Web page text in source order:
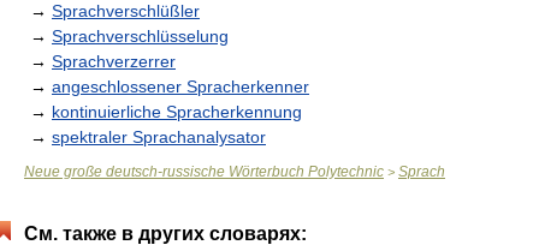
→ Sprachverschlüßler
→ Sprachverschlüsselung
→ Sprachverzerrer
→ angeschlossener Spracherkenner
→ kontinuierliche Spracherkennung
→ spektraler Sprachanalysator
Neue große deutsch-russische Wörterbuch Polytechnic > Sprach
См. также в других словарях: